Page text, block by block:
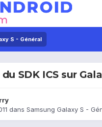
S - Général
SDK ICS sur
dans Samsung Galaxy S -